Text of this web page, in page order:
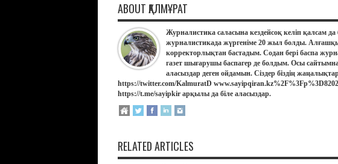
ABOUT ҚАЛМҰРАТ
Журналистика саласына кездейсоқ келіп қалсам
журналистикада жүргеніме 20 жыл болды.
корректорлықтан бастадым. Содан бері баспа
газет шығарушы баспагер де болдым. Осы
аласыздар деген ойдамын. Сіздер біздің
https://twitter.com/KalmuratD
https://t.me/sayipkir арқылы да біле аласыздар.
RELATED ARTICLES